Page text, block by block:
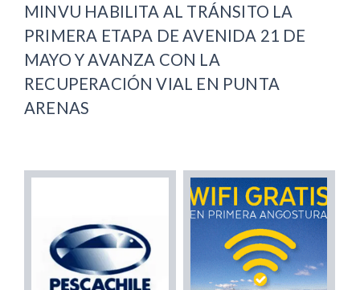
MINVU HABILITA AL TRÁNSITO LA
PRIMERA ETAPA DE AVENIDA 21 DE
MAYO Y AVANZA CON LA
RECUPERACIÓN VIAL EN PUNTA
ARENAS